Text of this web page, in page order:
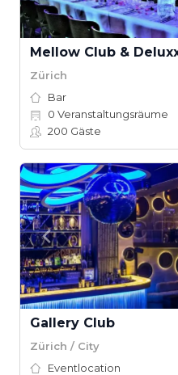
Mellow Club &
Zürich
Bar
0 Veranstaltungsräume
200 Gäste
Gallery Club
Zürich / City
Eventlocation